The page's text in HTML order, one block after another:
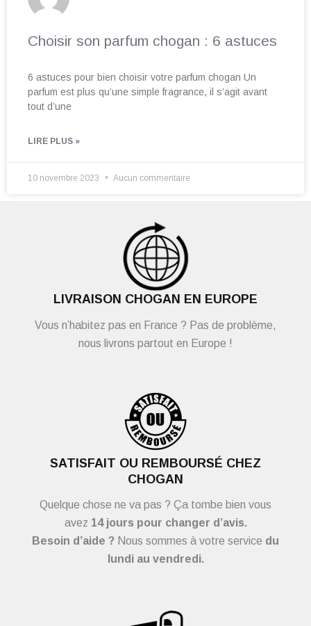
Choisir son parfum chogan : 6 astuces
6 astuces pour bien choisir votre parfum chogan Un
parfum est plus qu’une simple fragrance, il s’agit avant
tout d’une
LIRE PLUS »
10 novembre 2023 Aucun commentaire
LIVRAISON CHOGAN EN EUROPE
Vous n’habitez pas en France ? Pas de problème,
nous livrons partout en Europe !
SATISFAIT OU REMBOURSÉ CHEZ
CHOGAN
Quelque chose ne va pas ? Ça tombe bien vous
avez 14 jours pour changer d’avis.
Besoin d’aide ? Nous sommes à votre service du
lundi au vendredi.